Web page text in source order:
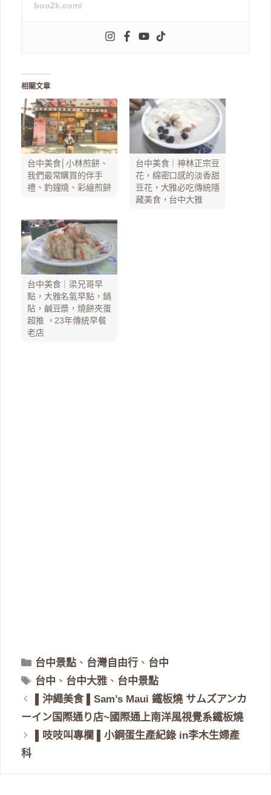
boo2k.com/
相關文章
台中美食│小林煎餅、
我們最常購買的伴手
禮、釣鐘燒、彩繪煎餅
台中美食｜神林正宗豆
花，綿密口感的淡香甜
豆花，大雅必吃傳統隱
藏美食，台中大雅
台中美食｜梁兄哥早
點，大雅名氣早點，鍋
貼，鹹豆漿，燒餅夾蛋
超推 ，23年傳統早餐
老店
分
類
台中景點 、 台灣自由行 、 台中
標
籤
台中 、 台中大雅 、 台中景點
▌沖繩美食 ▌Sam’s Maui 鐵板燒 サムズアンカ
ーイン国際通り店~國際通上南洋風視覺系鐵板燒
▌吱吱叫專欄 ▌小鋼蛋生產紀錄 in李木生婦產
科